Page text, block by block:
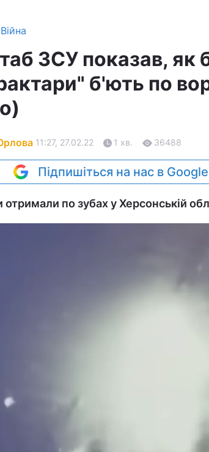
Війна
ЗСУ показав, як
б'ють по
11:27, 27.02.22 1 хв. 36488
Підпишіться на нас в Google
отримали по зубах у Херсонській